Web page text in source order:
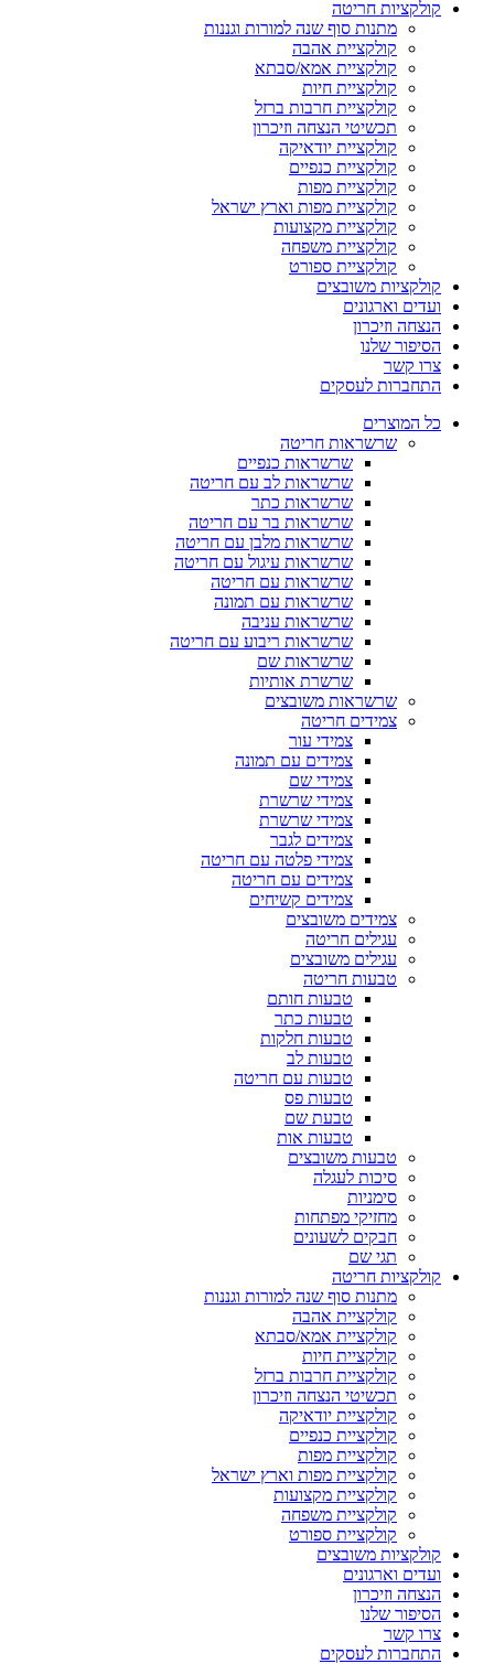
קולקציות חריטה
מתנות סוף שנה למורות וגננות
קולקציית אהבה
קולקציית אמא/סבתא
קולקציית חיות
קולקציית חרבות ברזל
תכשיטי הנצחה וזיכרון
קולקציית יודאיקה
קולקציית כנפיים
קולקציית מפות
קולקציית מפות וארץ ישראל
קולקציית מקצועות
קולקציית משפחה
קולקציית ספורט
קולקציות משובצים
ועדים וארגונים
הנצחה וזיכרון
הסיפור שלנו
צרו קשר
התחברות לעסקים
כל המוצרים
שרשראות חריטה
שרשראות כנפיים
שרשראות לב עם חריטה
שרשראות כתר
שרשראות בר עם חריטה
שרשראות מלבן עם חריטה
שרשראות עיגול עם חריטה
שרשראות עם חריטה
שרשראות עם תמונה
שרשראות עניבה
שרשראות ריבוע עם חריטה
שרשראות שם
שרשרת אותיות
שרשראות משובצים
צמידים חריטה
צמידי עור
צמידים עם תמונה
צמידי שם
צמידי שרשרת
צמידי שרשרת
צמידים לגבר
צמידי פלטה עם חריטה
צמידים עם חריטה
צמידים קשיחים
צמידים משובצים
עגילים חריטה
עגילים משובצים
טבעות חריטה
טבעות חותם
טבעות כתר
טבעות חלקות
טבעות לב
טבעות עם חריטה
טבעות פס
טבעת שם
טבעות אות
טבעות משובצים
סיכות לעגלה
סימניות
מחזיקי מפתחות
חבקים לשעונים
תגי שם
קולקציות חריטה
מתנות סוף שנה למורות וגננות
קולקציית אהבה
קולקציית אמא/סבתא
קולקציית חיות
קולקציית חרבות ברזל
תכשיטי הנצחה וזיכרון
קולקציית יודאיקה
קולקציית כנפיים
קולקציית מפות
קולקציית מפות וארץ ישראל
קולקציית מקצועות
קולקציית משפחה
קולקציית ספורט
קולקציות משובצים
ועדים וארגונים
הנצחה וזיכרון
הסיפור שלנו
צרו קשר
התחברות לעסקים